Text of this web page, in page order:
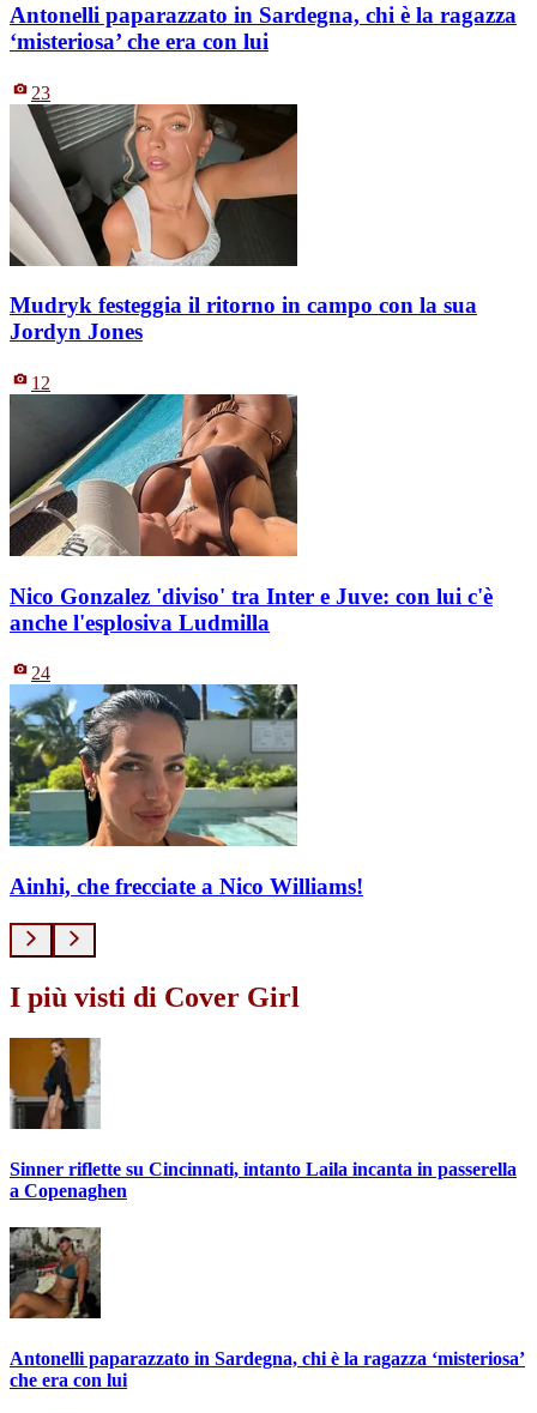
Antonelli paparazzato in Sardegna, chi è la ragazza
‘misteriosa’ che era con lui
23
Mudryk festeggia il ritorno in campo con la sua
Jordyn Jones
12
Nico Gonzalez 'diviso' tra Inter e Juve: con lui c'è
anche l'esplosiva Ludmilla
24
Ainhi, che frecciate a Nico Williams!
I più visti di Cover Girl
Sinner riflette su Cincinnati, intanto Laila incanta in passerella
a Copenaghen
Antonelli paparazzato in Sardegna, chi è la ragazza ‘misteriosa’
che era con lui